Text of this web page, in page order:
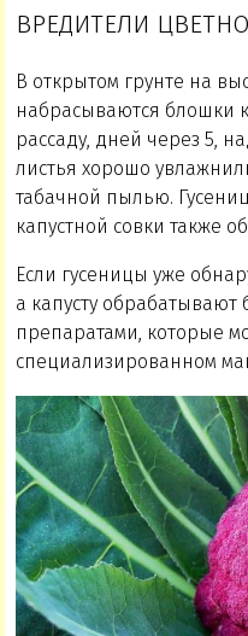
ВРЕДИТЕЛИ
В открытом грунте на
набрасываются блошки
рассаду, дней через 5,
листья хорошо
табачной пылью.
капустной совки также
Если гусеницы уже
а капусту
препаратами, которые
специализированном